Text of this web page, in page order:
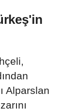
Alparslan